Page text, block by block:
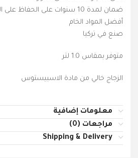
ضمان لمدة 10 سنوات على الحفاظ على الحرارة
أفضل المواد الخام
صنع في تركيا
متوفر بمقاس 1.0 لتر
الزجاج خالي من مادة الاسبيستوس
معلومات إضافية
مراجعات (0)
Shipping & Delivery